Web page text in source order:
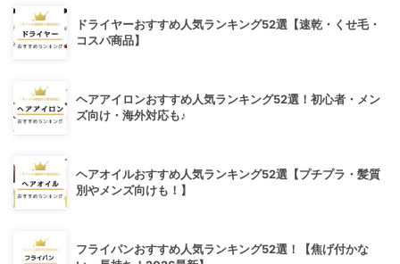
ドライヤーおすすめ人気ランキング52選【速乾・くせ毛・
コスパ商品】
ヘアアイロンおすすめ人気ランキング52選！初心者・メン
ズ向け・海外対応も♪
ヘアオイルおすすめ人気ランキング52選【プチプラ・髪質
別やメンズ向けも！】
フライパンおすすめ人気ランキング52選！【焦げ付かな